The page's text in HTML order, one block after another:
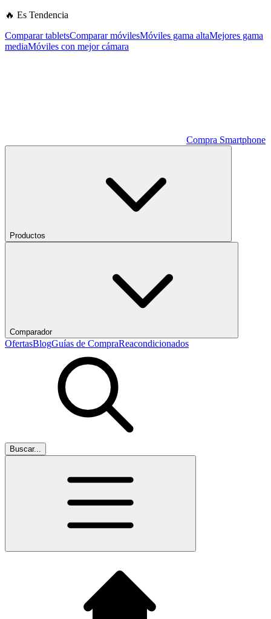
🔥 Es Tendencia
Comparar tabletsComparar móvilesMóviles gama altaMejores gama
mediaMóviles con mejor cámara
Compra Smartphone
Productos
Comparador
OfertasBlogGuías de CompraReacondicionados
Buscar...